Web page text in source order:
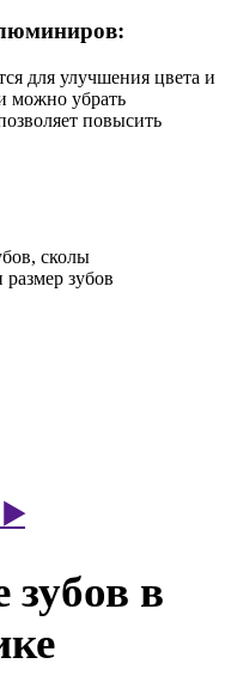
для улучшения цвета и
можно убрать
повысить
сколы
зубов
▶️
зубов в